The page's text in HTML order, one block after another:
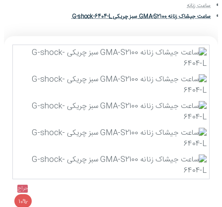
ساعت زنانه
ساعت جیشاک زنانه GMA-S2100 سبز چریکی G-shock-6404-L
حراج
-10%